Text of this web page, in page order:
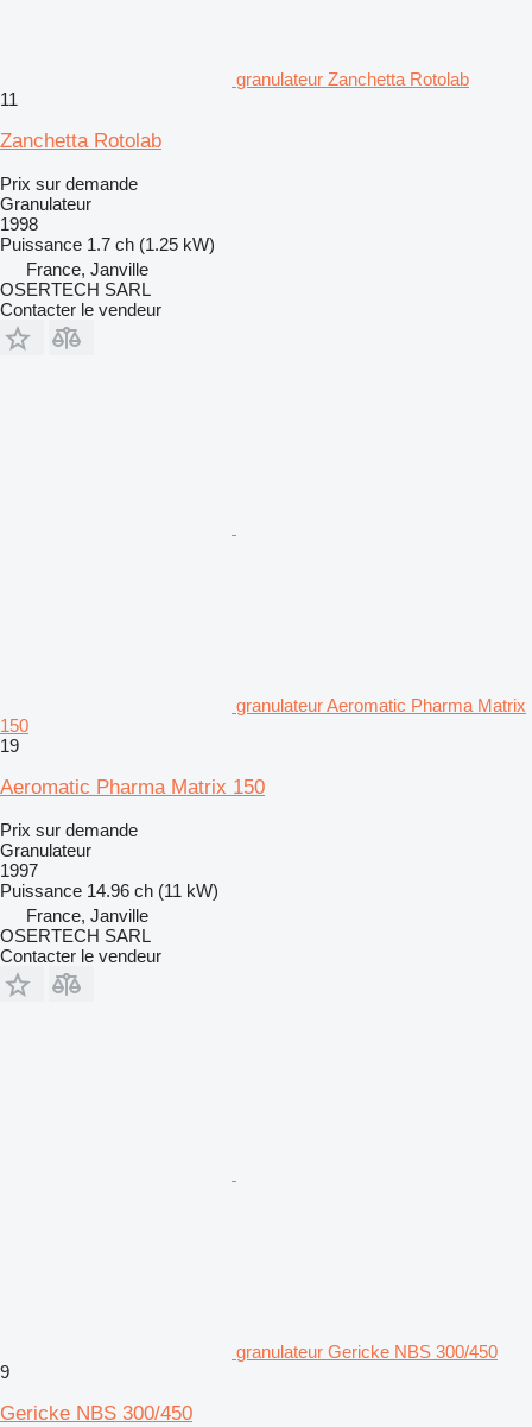
granulateur Zanchetta Rotolab
11
Zanchetta Rotolab
Prix sur demande
Granulateur
1998
Puissance 1.7 ch (1.25 kW)
France, Janville
OSERTECH SARL
Contacter le vendeur
granulateur Aeromatic Pharma Matrix
150
19
Aeromatic Pharma Matrix 150
Prix sur demande
Granulateur
1997
Puissance 14.96 ch (11 kW)
France, Janville
OSERTECH SARL
Contacter le vendeur
granulateur Gericke NBS 300/450
9
Gericke NBS 300/450